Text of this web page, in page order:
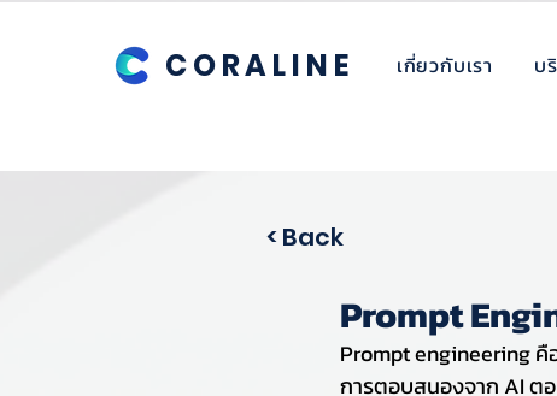
CORALINE เกี่ยวกับเรา บ
< Back
Prompt
Prompt engineering คื
การตอบสนองจาก AI ต